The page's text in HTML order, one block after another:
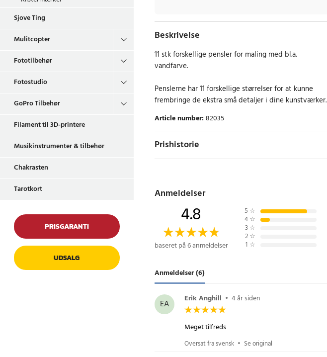
Sjove Ting
Mulitcopter
Fototilbehør
Fotostudio
GoPro Tilbehør
Filament til 3D-printere
Musikinstrumenter & tilbehør
Chakrasten
Tarotkort
PRISGARANTI
UDSALG
Beskrivelse
11 stk forskellige pensler for maling med bl.a.
vandfarve.
Penslerne har 11 forskellige størrelser for at kunne
frembringe de ekstra små detaljer i dine kunstværker.
Article number:82035
Prishistorie
Anmeldelser
4.8
baseret på 6 anmeldelser
5 ☆
4 ☆
3 ☆
2 ☆
1 ☆
Anmeldelser (6)
EA Erik Anghill • 4 år siden
Meget tilfreds
Oversat fra svensk • Se original